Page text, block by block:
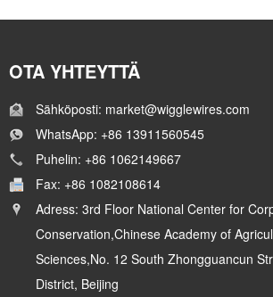
OTA YHTEYTTÄ
Sähköposti: market@wigglewires.com
WhatsApp: +86 13911560545
Puhelin: +86 1062149667
Fax: +86 1082108614
Adress: 3rd Floor National Center for
Conservation,Chinese Academy of
Sciences,No. 12 South Zhongguancun
District, Beijing